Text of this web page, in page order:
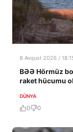
8 Avqust 2026 /
BƏƏ Hörmüz
raket hücumu
DÜNYA
0 0